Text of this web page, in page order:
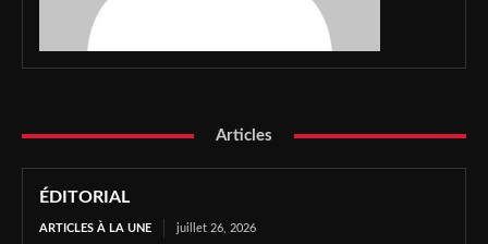
Articles
ÉDITORIAL
ARTICLES À LA UNE juillet 26, 2026